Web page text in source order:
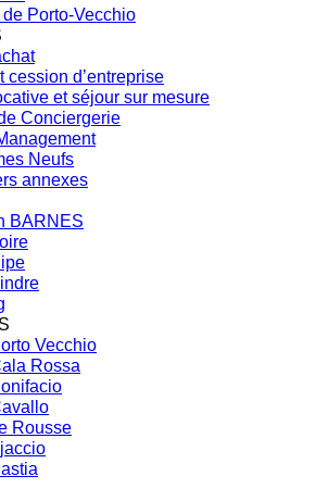
Porto-Vecchio
cession d’entreprise
et séjour sur mesure
Conciergerie
Neufs
annexes
BARNES
Vecchio
Rossa
Rousse